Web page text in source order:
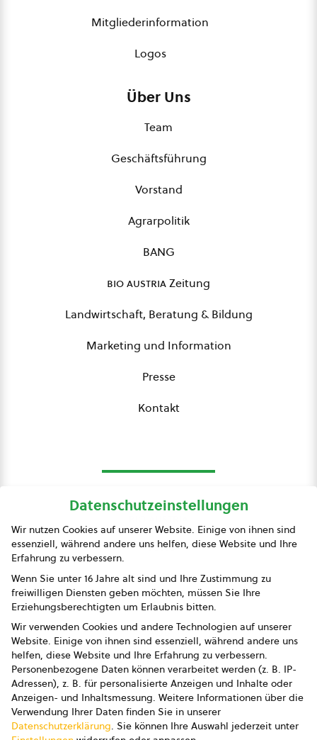
Mitgliederinformation
Logos
Über Uns
Team
Geschäftsführung
Vorstand
Agrarpolitik
BANG
bio austriaZeitung
Landwirtschaft, Beratung & Bildung
Marketing und Information
Presse
Kontakt
Presse
Impressum
Datenschutz
AGB
AGB Marketing GmbH
AGB Bildung
Newsletter
Datenschutzeinstellungen
Wir nutzen Cookies auf unserer Website. Einige von ihnen sind
essenziell, während andere uns helfen, diese Website und Ihre
Erfahrung zu verbessern.
Wenn Sie unter 16 Jahre alt sind und Ihre Zustimmung zu
freiwilligen Diensten geben möchten, müssen Sie Ihre
Erziehungsberechtigten um Erlaubnis bitten.
Wir verwenden Cookies und andere Technologien auf unserer
Website. Einige von ihnen sind essenziell, während andere uns
helfen, diese Website und Ihre Erfahrung zu verbessern.
Personenbezogene Daten können verarbeitet werden (z. B. IP-
Adressen), z. B. für personalisierte Anzeigen und Inhalte oder
Anzeigen- und Inhaltsmessung. Weitere Informationen über die
Verwendung Ihrer Daten finden Sie in unserer
Datenschutzerklärung. Sie können Ihre Auswahl jederzeit unter